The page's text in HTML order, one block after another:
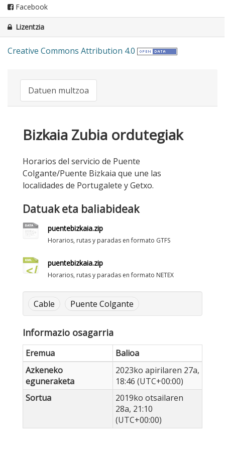
Facebook
Lizentzia
Creative Commons Attribution 4.0
Datuen multzoa
Bizkaia Zubia ordutegiak
Horarios del servicio de Puente
Colgante/Puente Bizkaia que une las
localidades de Portugalete y Getxo.
Datuak eta baliabideak
puentebizkaia.zip
Horarios, rutas y paradas en formato GTFS
puentebizkaia.zip
Horarios, rutas y paradas en formato NETEX
Cable Puente Colgante
Informazio osagarria
Eremua
Balioa
Azkeneko
eguneraketa
2023ko apirilaren 27a,
18:46 (UTC+00:00)
Sortua
2019ko otsailaren
28a, 21:10
(UTC+00:00)